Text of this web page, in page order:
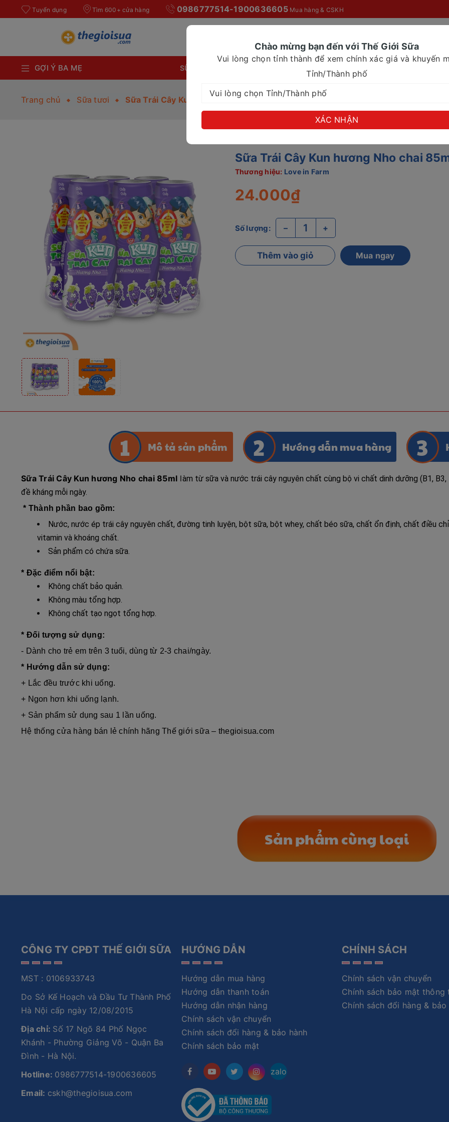
Tuyển dụng Tìm 600+ cửa hàng 0986777514-1900636605Mua hàng & CSKH
GỢI Ý BA MẸ SỮA BỘT CHO MỌI NHÀ SỮA CHO NHU CẦU ĐẶC BIỆT
Trang chủ Sữa tươi Sữa Trái Cây Kun hương Nho chai 85ml
Sữa Trái Cây Kun hương Nho chai
Thương hiệu: Love in Farm
24.000₫
Số lượng: – +
Thêm vào giỏ Mua ngay
Mô tả sản phẩm Hướng dẫn mua hàng
Sữa Trái Cây Kun hương Nho chai 85ml làm từ sữa và nước trái cây nguyên chất cùng bộ vi chất dinh dưỡng (B1,
đề kháng mỗi ngày.
* Thành phần bao gồm:
Nước, nước ép trái cây nguyên chất, đường tinh luyện, bột sữa, bột whey, chất béo sữa, chất ổn định, chất điều
vitamin và khoáng chất.
Sản phẩm có chứa sữa.
* Đặc điểm nổi bật:
Không chất bảo quản.
Không màu tổng hợp.
Không chất tạo ngọt tổng hợp.
* Đối tượng sử dụng:
- Dành cho trẻ em trên 3 tuổi, dùng từ 2-3 chai/ngày.
* Hướng dẫn sử dụng:
+ Lắc đều trước khi uống.
+ Ngon hơn khi uống lạnh.
+ Sản phẩm sử dụng sau 1 lần uống.
Hệ thống cửa hàng bán lẻ chính hãng Thế giới sữa – thegioisua.com
Sản phẩm cùng loại
CÔNG TY CPĐT THẾ GIỚI SỮA
MST : 0106933743
Do Sở Kế Hoạch và Đầu Tư Thành Phố
Hà Nội cấp ngày 12/08/2015
Địa chỉ: Số 17 Ngõ 84 Phố Ngọc
Khánh - Phường Giảng Võ - Quận Ba
Đình - Hà Nội.
Hotline: 0986777514-1900636605
Email: cskh@thegioisua.com
HƯỚNG DẪN
Hướng dẫn mua hàng
Hướng dẫn thanh toán
Hướng dẫn nhận hàng
Chính sách vận chuyển
Chính sách đổi hàng & bảo hành
Chính sách bảo mật
zalo
CHÍNH SÁCH
Chính sách vận chuyển
Chính sách bảo mật thông
Chính sách đổi hàng & bảo
Chào mừng bạn đến với Thế Giới Sữa
Vui lòng chọn tỉnh thành để xem chính xác giá và khuyến
Tỉnh/Thành phố
XÁC NHẬN